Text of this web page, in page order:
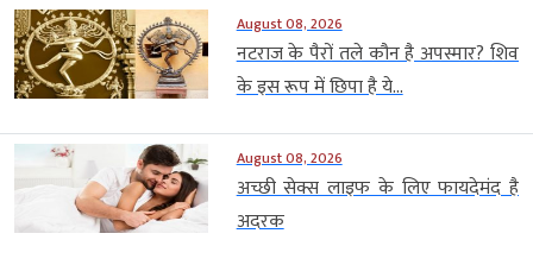
August 08, 2026
नटराज के पैरों तले कौन है अपस्मार? शिव
के इस रूप में छिपा है ये...
August 08, 2026
अच्छी सेक्स लाइफ के लिए फायदेमंद है
अदरक